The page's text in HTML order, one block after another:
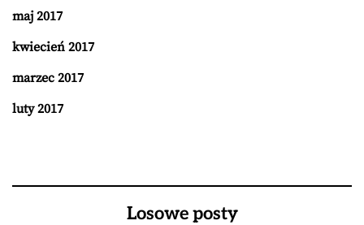
maj 2017
kwiecień 2017
marzec 2017
luty 2017
Losowe posty